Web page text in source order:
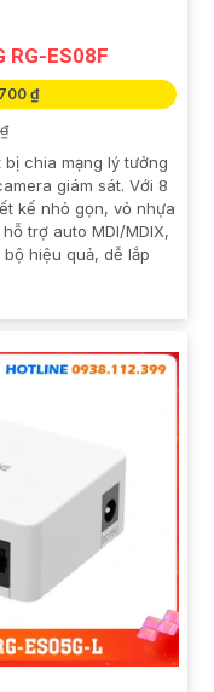
RG-ES08F
₫
bị chia mạng lý tưởng
giám sát. Với 8
kế nhỏ gọn, vỏ nhựa
trợ auto MDI/MDIX,
hiệu quả, dễ lắp